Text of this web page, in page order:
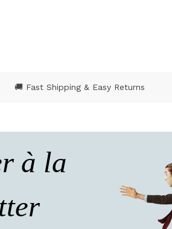
🚚 Fast Shipping & Easy Returns
à la